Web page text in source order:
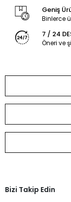
Geniş
Binlerce
7 / 24
Öneri ve
Bizi Takip Edin